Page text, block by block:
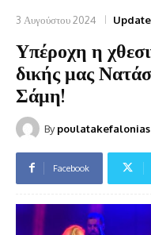
3 Αυγούστου 2024
Υπέροχη η
δικής μας
Σάμη!
By poulatakefalonias
Facebook